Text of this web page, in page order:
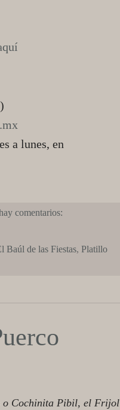
)
a lunes, en
comentarios:
Baúl de las Fiestas, Platillo
o Cochinita Pibil, el Frijol